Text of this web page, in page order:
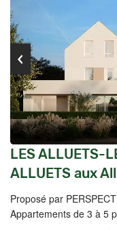
LES ALLUETS-
ALLUETS aux
Proposé par
Appartements de 3 à 5